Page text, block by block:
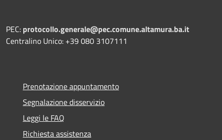
PEC: protocollo.generale@pec.comune.altamura.ba.it
Centralino Unico: +39 080 3107111
Prenotazione appuntamento
Segnalazione disservizio
Leggi le FAQ
Richiesta assistenza